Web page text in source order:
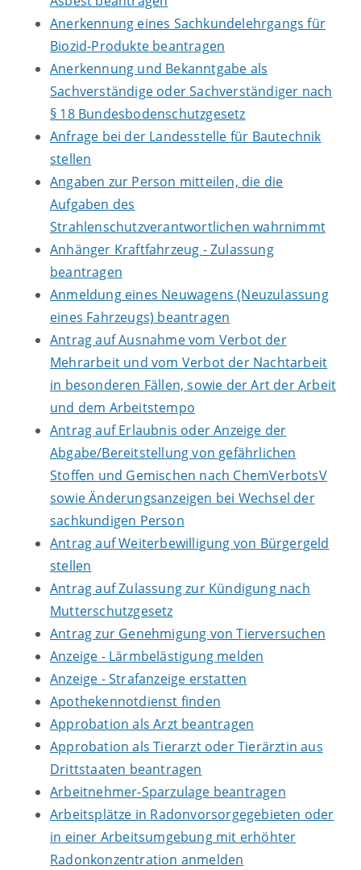
Anerkennung eines Sachkundelehrgangs für
Biozid-Produkte beantragen
Anerkennung und Bekanntgabe als
Sachverständige oder Sachverständiger nach
§ 18 Bundesbodenschutzgesetz
Anfrage bei der Landesstelle für Bautechnik
stellen
Angaben zur Person mitteilen, die die
Aufgaben des
Strahlenschutzverantwortlichen wahrnimmt
Anhänger Kraftfahrzeug - Zulassung
beantragen
Anmeldung eines Neuwagens (Neuzulassung
eines Fahrzeugs) beantragen
Antrag auf Ausnahme vom Verbot der
Mehrarbeit und vom Verbot der Nachtarbeit
in besonderen Fällen, sowie der Art der Arbeit
und dem Arbeitstempo
Antrag auf Erlaubnis oder Anzeige der
Abgabe/Bereitstellung von gefährlichen
Stoffen und Gemischen nach ChemVerbotsV
sowie Änderungsanzeigen bei Wechsel der
sachkundigen Person
Antrag auf Weiterbewilligung von Bürgergeld
stellen
Antrag auf Zulassung zur Kündigung nach
Mutterschutzgesetz
Antrag zur Genehmigung von Tierversuchen
Anzeige - Lärmbelästigung melden
Anzeige - Strafanzeige erstatten
Apothekennotdienst finden
Approbation als Arzt beantragen
Approbation als Tierarzt oder Tierärztin aus
Drittstaaten beantragen
Arbeitnehmer-Sparzulage beantragen
Arbeitsplätze in Radonvorsorgegebieten oder
in einer Arbeitsumgebung mit erhöhter
Radonkonzentration anmelden